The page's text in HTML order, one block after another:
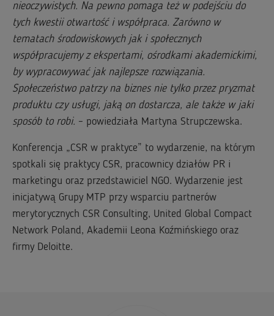
nieoczywistych. Na pewno pomaga też w podejściu do
tych kwestii otwartość i współpraca. Zarówno w
tematach środowiskowych jak i społecznych
współpracujemy z ekspertami, ośrodkami akademickimi,
by wypracowywać jak najlepsze rozwiązania.
Społeczeństwo patrzy na biznes nie tylko przez pryzmat
produktu czy usługi, jaką on dostarcza, ale także w jaki
sposób to robi. – powiedziała Martyna Strupczewska.
Konferencja „CSR w praktyce” to wydarzenie, na którym
spotkali się praktycy CSR, pracownicy działów PR i
marketingu oraz przedstawiciel NGO. Wydarzenie jest
inicjatywą Grupy MTP przy wsparciu partnerów
merytorycznych CSR Consulting, United Global Compact
Network Poland, Akademii Leona Koźmińskiego oraz
firmy Deloitte.